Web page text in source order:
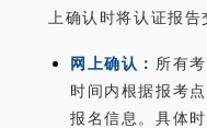
上确认时将认证报告
网上确认： 所有
时间内根据报考
报名信息。具体